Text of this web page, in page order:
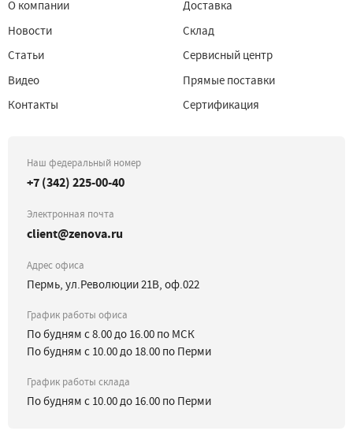
О компании
Новости
Статьи
Видео
Контакты
Доставка
Склад
Сервисный центр
Прямые поставки
Сертификация
Наш федеральный номер
+7 (342) 225-00-40
Электронная почта
client@zenova.ru
Адрес офиса
Пермь, ул.Революции 21В, оф.022
График работы офиса
По будням с 8.00 до 16.00 по МСК
По будням с 10.00 до 18.00 по Перми
График работы склада
По будням с 10.00 до 16.00 по Перми